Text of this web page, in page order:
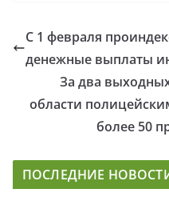
С 1 февраля
денежные выплаты
За два
области
более 50
ПОСЛЕДНИЕ